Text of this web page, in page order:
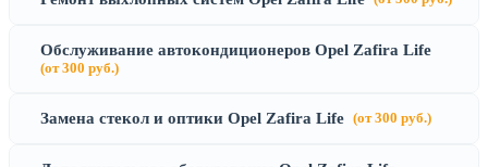
Обслуживание автокондиционеров Opel Zafira Life
(от 300 руб.)
Замена стекол и оптики Opel Zafira Life (от 300 руб.)